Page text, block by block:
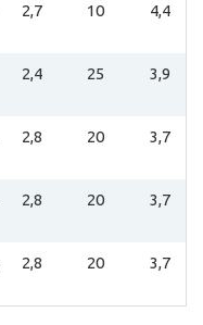
2,7 10 4,4
2,4 25 3,9
2,8 20 3,7
2,8 20 3,7
2,8 20 3,7